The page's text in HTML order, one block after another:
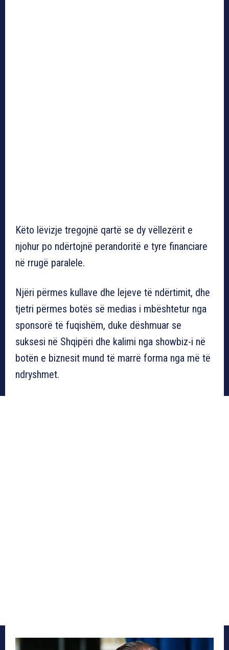
Këto lëvizje tregojnë qartë se dy vëllezërit e
njohur po ndërtojnë perandoritë e tyre financiare
në rrugë paralele.
Njëri përmes kullave dhe lejeve të ndërtimit, dhe
tjetri përmes botës së medias i mbështetur nga
sponsorë të fuqishëm, duke dëshmuar se
suksesi në Shqipëri dhe kalimi nga showbiz-i në
botën e biznesit mund të marrë forma nga më të
ndryshmet.